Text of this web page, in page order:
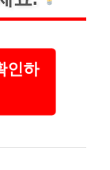
인하